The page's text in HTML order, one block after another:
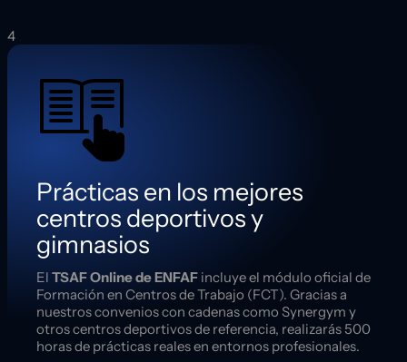
4
Prácticas en los mejores
centros deportivos y
gimnasios
El TSAF Online de ENFAF incluye el módulo oficial de
Formación en Centros de Trabajo (FCT). Gracias a
nuestros convenios con cadenas como Synergym y
otros centros deportivos de referencia, realizarás 500
horas de prácticas reales en entornos profesionales.